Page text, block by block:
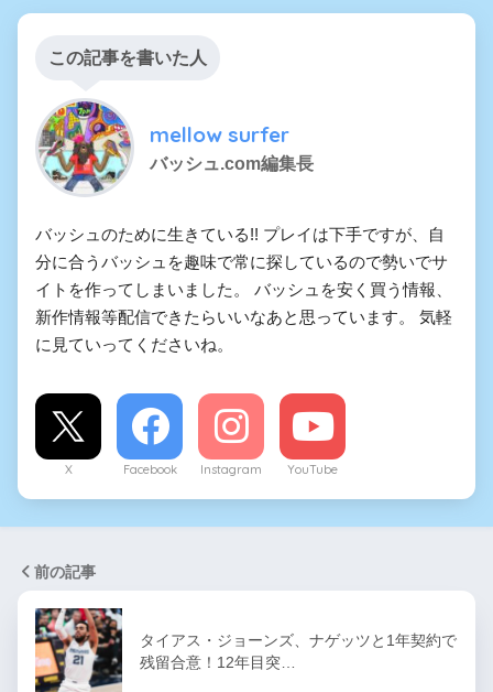
この記事を書いた人
mellow surfer
バッシュ.com編集長
バッシュのために生きている!! プレイは下手ですが、自
分に合うバッシュを趣味で常に探しているので勢いでサ
イトを作ってしまいました。 バッシュを安く買う情報、
新作情報等配信できたらいいなあと思っています。 気軽
に見ていってくださいね。
X Facebook Instagram YouTube
前の記事
タイアス・ジョーンズ、ナゲッツと1年契約で
残留合意！12年目突…